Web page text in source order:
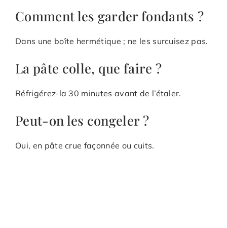
Comment les garder fondants ?
Dans une boîte hermétique ; ne les surcuisez pas.
La pâte colle, que faire ?
Réfrigérez-la 30 minutes avant de l’étaler.
Peut-on les congeler ?
Oui, en pâte crue façonnée ou cuits.